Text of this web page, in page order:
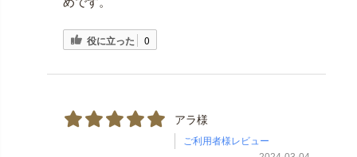
役に立った 0
アラ様
ご利用者様レビュー